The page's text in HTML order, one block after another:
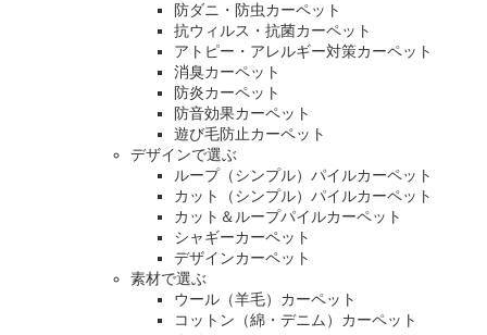
防ダニ・防虫カーペット
抗ウィルス・抗菌カーペット
アトピー・アレルギー対策カーペット
消臭カーペット
防炎カーペット
防音効果カーペット
遊び毛防止カーペット
デザインで選ぶ
ループ（シンプル）パイルカーペット
カット（シンプル）パイルカーペット
カット＆ループパイルカーペット
シャギーカーペット
デザインカーペット
素材で選ぶ
ウール（羊毛）カーペット
コットン（綿・デニム）カーペット